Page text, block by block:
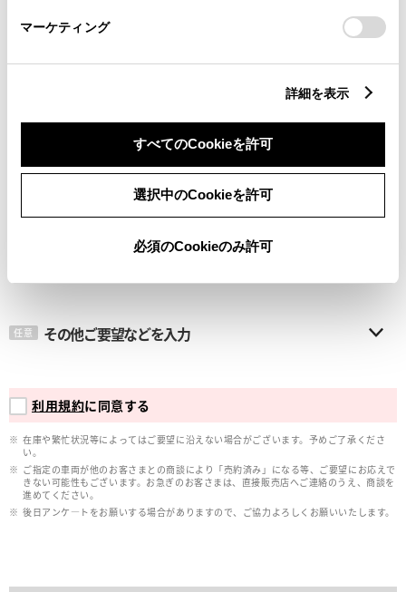
マーケティング
詳細を表示
すべてのCookieを許可
選択中のCookieを許可
必須のCookieのみ許可
メールアドレス
任意 その他ご要望などを入力
利用規約に同意する
在庫や繁忙状況等によってはご要望に沿えない場合がございます。予めご了承くださ
い。
ご指定の車両が他のお客さまとの商談により「売約済み」になる等、ご要望にお応えで
きない可能性もございます。お急ぎのお客さまは、直接販売店へご連絡のうえ、商談を
進めてください。
後日アンケ―トをお願いする場合がありますので、ご協力よろしくお願いいたします。